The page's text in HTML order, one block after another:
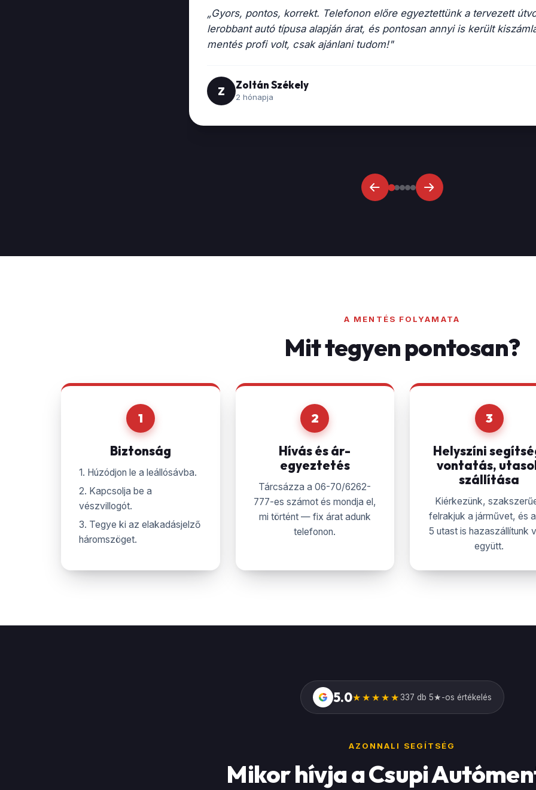
Szakszerǔ ès gyors mentès. Nagyon kedves
G
„Az Úri ember pontos,nagyon készséges,
Nagyon meg voltunk elégedve vele. Mindenkinek
valamilyen oknál fogva autót akarr á-ból bé-be
B
A MENTÉS FOLYAMATA
Mit tegyen pontosan?
1
Biztonság
1. Húzódjon le a leállósávba.
2. Kapcsolja be a
vészvillogót.
3. Tegye ki az elakadásjelző
háromszöget.
2
Hívás és ár­
egyeztetés
Tárcsázza a 06-70/6262-
777-es számot és mondja el,
mi történt — fix árat adunk
telefonon.
3
Helyszíni
vontatás,
szállítása
Kiérkezünk,
felrakjuk a járművet, és
5 utast is hazaszállítunk
együtt.
G 5.0★★★★★337 db 5★-os értékelés
AZONNALI SEGÍTSÉG
Mikor hívja a Csupi